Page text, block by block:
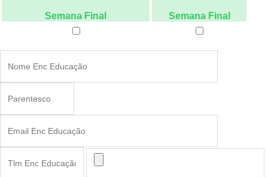
Semana Final Semana Final